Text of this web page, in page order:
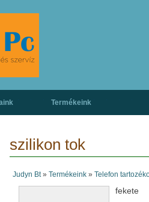
Termékeink
szilikon tok
Judyn Bt» Termékeink» Telefon
fekete